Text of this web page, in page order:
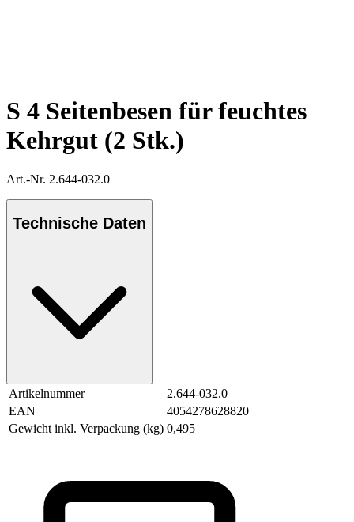
S 4 Seitenbesen für feuchtes
Kehrgut (2 Stk.)
Art.-Nr. 2.644-032.0
Technische Daten
Artikelnummer
2.644-032.0
EAN
4054278628820
Gewicht inkl. Verpackung (kg) 0,495